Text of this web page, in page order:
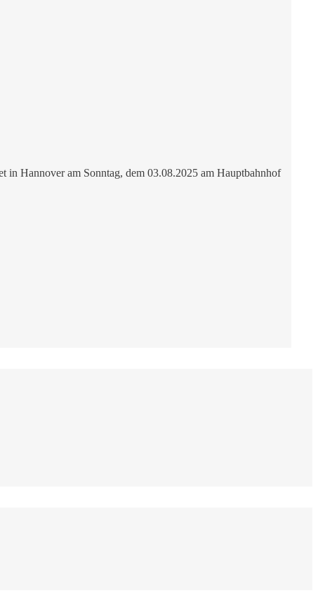
in Hannover am Sonntag, dem 03.08.2025 am Hauptbahnhof